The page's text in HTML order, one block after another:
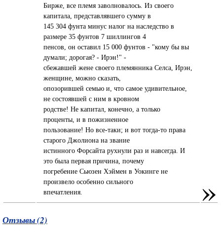
Бирже, все племя заволновалось. Из своего
капитала, представлявшего сумму в
145 304 фунта минус налог на наследство в
размере 35 фунтов 7 шиллингов 4
пенсов, он оставил 15 000 фунтов - "кому бы вы
думали; дорогая? - Ирэн!" -
сбежавшей жене своего племянника Селса, Ирэн,
женщине, можно сказать,
опозорившей семью и, что самое удивительное,
не состоявшей с ним в кровном
родстве! Не капитал, конечно, а только
проценты, и в пожизненное
пользование! Но все-таки; и вот тогда-то права
старого Джолиона на звание
истинного Форсайта рухнули раз и навсегда. И
это была первая причина, почему
погребение Сьюзен Хэймен в Уокинге не
произвело особенно сильного
впечатления.
»
Отзывы (2)